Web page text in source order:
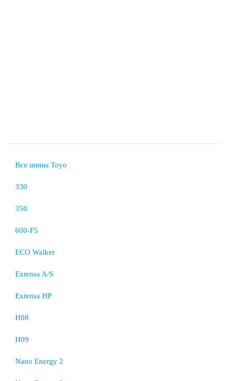
Все шины Toyo
330
350
600-F5
ECO Walker
Extensa A/S
Extensa HP
H08
H09
Nano Energy 2